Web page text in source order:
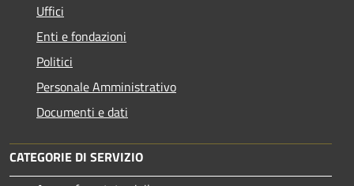
Uffici
Enti e fondazioni
Politici
Personale Amministrativo
Documenti e dati
CATEGORIE DI SERVIZIO